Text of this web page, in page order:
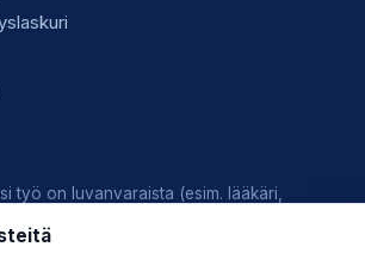
työ on luvanvaraista (esim. lääkäri,
ja alan käytännöistä.